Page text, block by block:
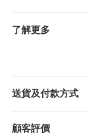
了解更多
送貨及付款方式
顧客評價